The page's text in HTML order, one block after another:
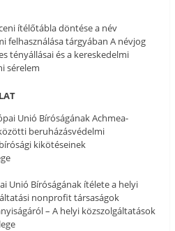
ítélőtábla döntése a név
felhasználása tárgyában A névjog
tényállásai és a kereskedelmi
sérelem
Unió Bíróságának Achmea-
beruházásvédelmi
kikötéseinek
Unió Bíróságának ítélete a helyi
nonprofit társaságok
– A helyi közszolgáltatások